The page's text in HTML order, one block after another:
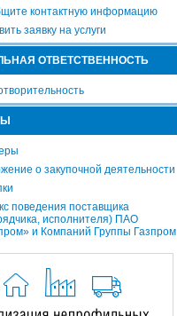
контактную информацию
заявку на услуги
ОТВЕТСТВЕННОСТЬ
о закупочной деятельности
поведения поставщика
исполнителя) ПАО
и Компаний Группы Газпром